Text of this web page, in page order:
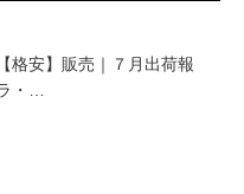
格安】販売｜７月出荷報
・…